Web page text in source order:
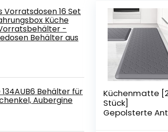
Vorratsdosen 16 Set
Küche
-
Behälter aus
134AUB6 Behälter für
Aubergine
Küchenmatte
Stück]
Gepolsterte